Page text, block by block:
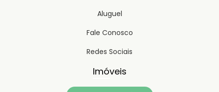
Aluguel
Fale Conosco
Redes Sociais
Imóveis